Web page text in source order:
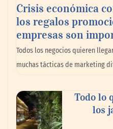
La omnicanalidad
planear viajes en
Crisis económica
los regalos
empresas son
Todos los negocios quieren
muchas tácticas de marketing
Todo lo
los